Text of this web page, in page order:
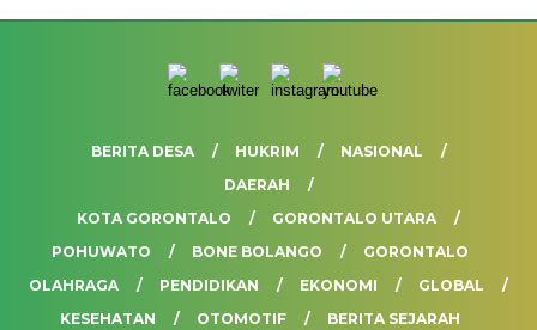
BERITA DESA HUKRIM
NASIONAL
DAERAH
KOTA GORONTALO
GORONTALO UTARA
POHUWATO
BONE BOLANGO
GORONTALO
OLAHRAGA
PENDIDIKAN EKONOMI
GLOBAL
KESEHATAN
OTOMOTIF BERITA SEJARAH